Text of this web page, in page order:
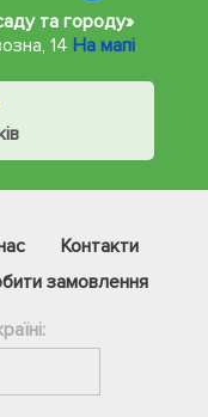
та городу»
14 На мапі
Контакти
замовлення